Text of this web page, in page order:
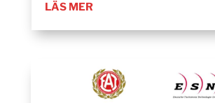
LÄS MER